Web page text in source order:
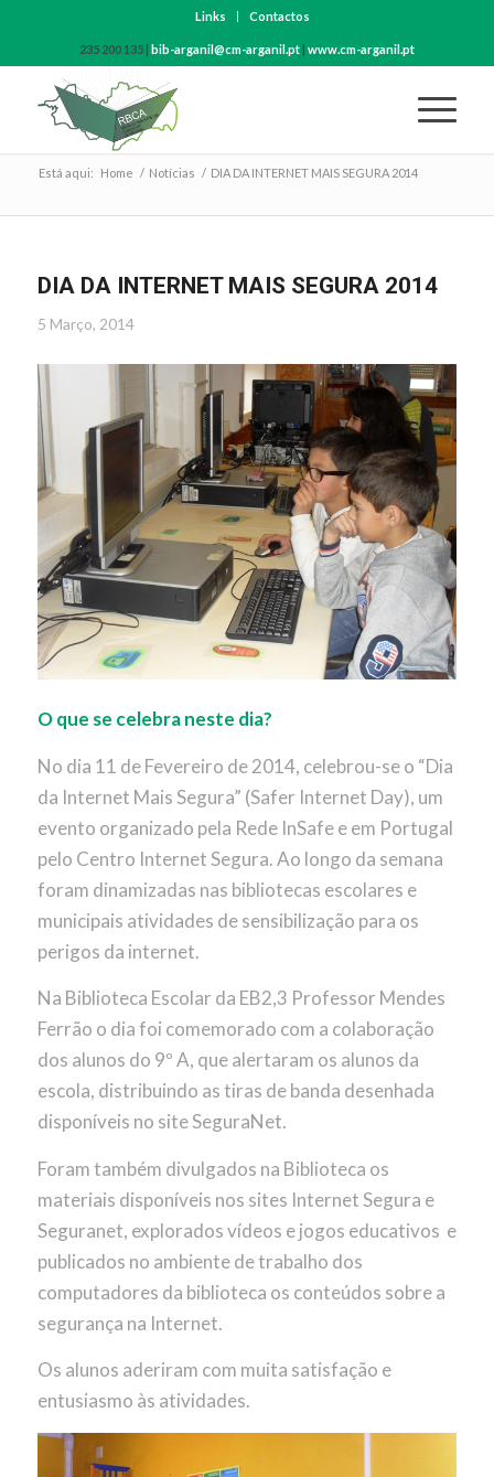
Links Contactos
235 200 135 | bib-arganil@cm-arganil.pt| www.cm-arganil.pt
Está aqui: Home / Notícias / DIA DA INTERNET MAIS SEGURA 2014
DIA DA INTERNET MAIS SEGURA 2014
5 Março, 2014
O que se celebra neste dia?
No dia 11 de Fevereiro de 2014, celebrou-se o “Dia
da Internet Mais Segura” (Safer Internet Day), um
evento organizado pela Rede InSafe e em Portugal
pelo Centro Internet Segura. Ao longo da semana
foram dinamizadas nas bibliotecas escolares e
municipais atividades de sensibilização para os
perigos da internet.
Na Biblioteca Escolar da EB2,3 Professor Mendes
Ferrão o dia foi comemorado com a colaboração
dos alunos do 9º A, que alertaram os alunos da
escola, distribuindo as tiras de banda desenhada
disponíveis no site SeguraNet.
Foram também divulgados na Biblioteca os
materiais disponíveis nos sites Internet Segura e
Seguranet, explorados vídeos e jogos educativos e
publicados no ambiente de trabalho dos
computadores da biblioteca os conteúdos sobre a
segurança na Internet.
Os alunos aderiram com muita satisfação e
entusiasmo às atividades.